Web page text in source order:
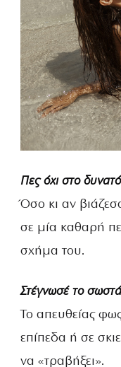
Πες όχι στο
Όσο κι αν
σε μία καθαρή
σχήμα του.
Στέγνωσέ το σωστά
Το απευθείας
επίπεδα ή σε
να «τραβήξει».